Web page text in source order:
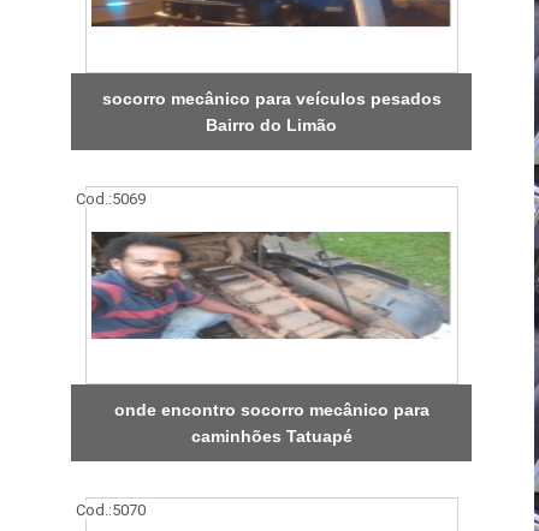
socorro mecânico para veículos pesados
Bairro do Limão
Cod.:5069
onde encontro socorro mecânico para
caminhões Tatuapé
Cod.:5070